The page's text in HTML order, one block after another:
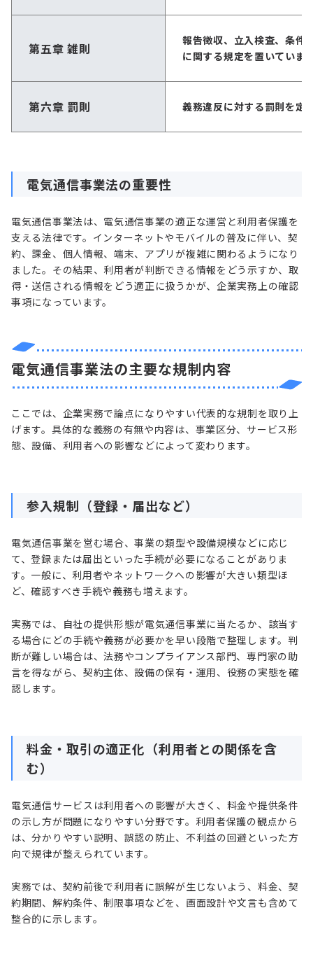
第五章 雑則
報告徴収、立入検査、条件
に関する規定を置いていま
第六章 罰則 義務違反に対する罰則を定
電気通信事業法の重要性
電気通信事業法は、電気通信事業の適正な運営と利用者保護を
支える法律です。インターネットやモバイルの普及に伴い、契
約、課金、個人情報、端末、アプリが複雑に関わるようになり
ました。その結果、利用者が判断できる情報をどう示すか、取
得・送信される情報をどう適正に扱うかが、企業実務上の確認
事項になっています。
電気通信事業法の主要な規制内容
ここでは、企業実務で論点になりやすい代表的な規制を取り上
げます。具体的な義務の有無や内容は、事業区分、サービス形
態、設備、利用者への影響などによって変わります。
参入規制（登録・届出など）
電気通信事業を営む場合、事業の類型や設備規模などに応じ
て、登録または届出といった手続が必要になることがありま
す。一般に、利用者やネットワークへの影響が大きい類型ほ
ど、確認すべき手続や義務も増えます。
実務では、自社の提供形態が電気通信事業に当たるか、該当す
る場合にどの手続や義務が必要かを早い段階で整理します。判
断が難しい場合は、法務やコンプライアンス部門、専門家の助
言を得ながら、契約主体、設備の保有・運用、役務の実態を確
認します。
料金・取引の適正化（利用者との関係を含
む）
電気通信サービスは利用者への影響が大きく、料金や提供条件
の示し方が問題になりやすい分野です。利用者保護の観点から
は、分かりやすい説明、誤認の防止、不利益の回避といった方
向で規律が整えられています。
実務では、契約前後で利用者に誤解が生じないよう、料金、契
約期間、解約条件、制限事項などを、画面設計や文言も含めて
整合的に示します。